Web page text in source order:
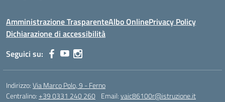
Amministrazione TrasparenteAlbo OnlinePrivacy Policy
Dichiarazione di accessibilità
Seguici su:
Indirizzo:Via Marco Polo, 9 - Ferno
Centralino:+39 0331 240 260 Email:vaic86100r@istruzione.it